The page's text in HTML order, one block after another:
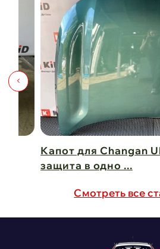
Капот для Changan UNI-
защита в одно ...
Cмотреть все